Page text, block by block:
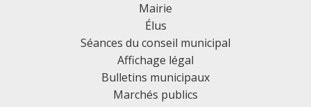
Mairie
Élus
Séances du conseil municipal
Affichage légal
Bulletins municipaux
Marchés publics